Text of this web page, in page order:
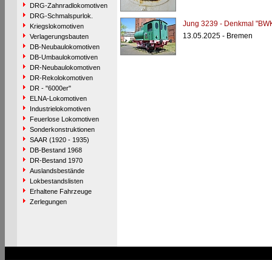
DRG-Zahnradlokomotiven
DRG-Schmalspurlok.
Kriegslokomotiven
Verlagerungsbauten
DB-Neubaulokomotiven
DB-Umbaulokomotiven
DR-Neubaulokomotiven
DR-Rekolokomotiven
DR - "6000er"
ELNA-Lokomotiven
Industrielokomotiven
Feuerlose Lokomotiven
Sonderkonstruktionen
SAAR (1920 - 1935)
DB-Bestand 1968
DR-Bestand 1970
Auslandsbestände
Lokbestandslisten
Erhaltene Fahrzeuge
Zerlegungen
Jung 3239 - Denkmal
13.05.2025 - Bremen